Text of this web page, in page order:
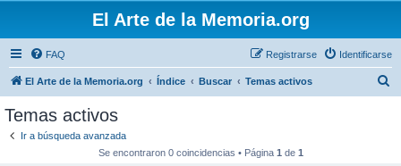
El Arte de la Memoria.org
FAQ Identificarse
Registrarse
El Arte de la Memoria.org Índice Buscar Temas activos
Temas activos
Ir a búsqueda avanzada
Se encontraron 0 coincidencias • Página 1 de 1